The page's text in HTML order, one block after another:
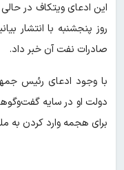
این ادعای ویتکاف در
روز پنجشنبه با انتشار
صادرات نفت آن خبر داد.
با وجود ادعای رئیس
دولت او در سایه
برای هجمه وارد کردن به